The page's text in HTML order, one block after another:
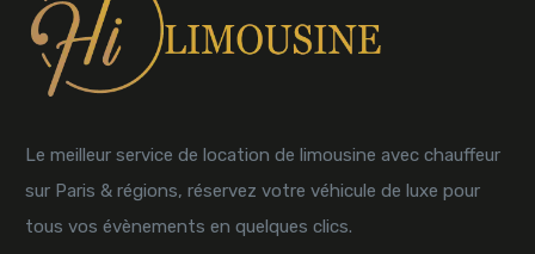
Le meilleur service de location de limousine avec chauffeur
sur Paris & régions, réservez votre véhicule de luxe pour
tous vos évènements en quelques clics.